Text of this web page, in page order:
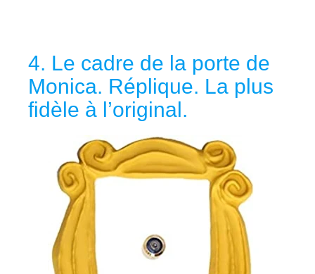
4. Le cadre de la porte de
Monica. Réplique. La plus
fidèle à l’original.